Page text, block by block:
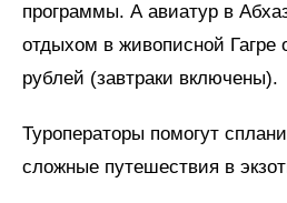
программы. А авиатур в
отдыхом в живописной Гагре
рублей (завтраки включены).
Туроператоры помогут
сложные путешествия в